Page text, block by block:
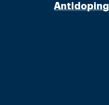
Antidoping